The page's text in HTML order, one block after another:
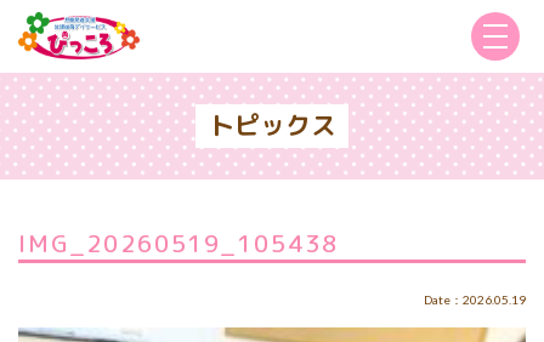
トピックス
IMG_20260519_105438
Date：2026.05.19